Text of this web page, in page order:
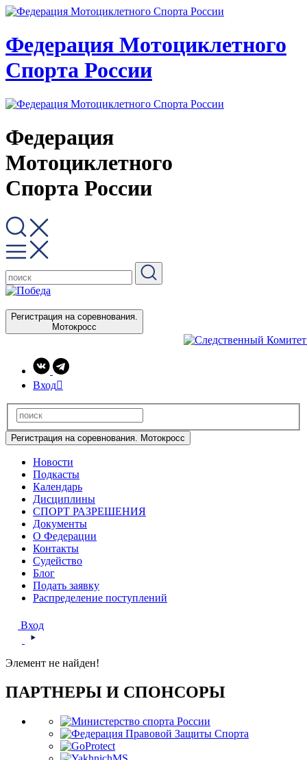
Федерация Мотоциклетного
Спорта России
Федерация
Мотоциклетного
Спорта России
Регистрация на соревнования.
Мотокросс
Вход
Регистрация на соревнования. Мотокросс
Новости
Подкасты
Календарь
Дисциплины
СПОРТ РАЗРЕШЕНИЯ
Документы
О Федерации
Контакты
Судейство
Блог
Подать заявку
Распределение поступлений
Вход
Элемент не найден!
ПАРТНЕРЫ И СПОНСОРЫ